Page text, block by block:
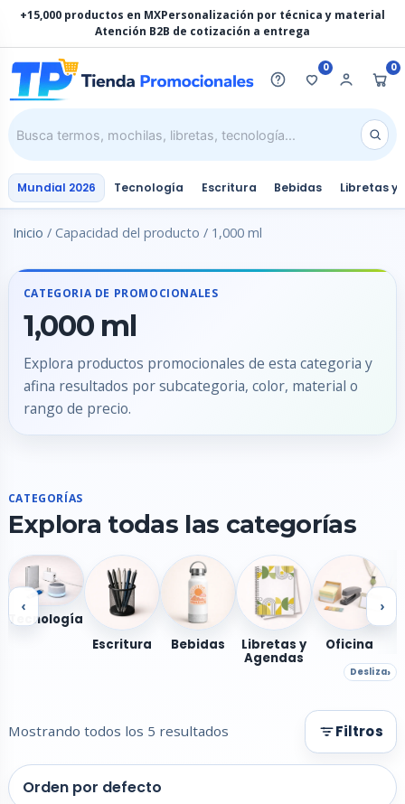
contenido
+15,000 productos en MXPersonalización por técnica y material
Atención B2B de cotización a entrega
0 0
Mundial 2026 Tecnología Escritura Bebidas Libretas y
Inicio / Capacidad del producto / 1,000 ml
CATEGORIA DE PROMOCIONALES
1,000 ml
Explora productos promocionales de esta categoria y
afina resultados por subcategoria, color, material o
rango de precio.
CATEGORÍAS
Explora todas las categorías
‹
Tecnología
Escritura
Bebidas Libretas y
Agendas
Oficina
›
Desliza
Mostrando todos los 5 resultados Filtros